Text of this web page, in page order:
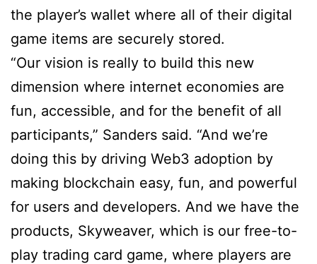
the player’s wallet where all of their digital
game items are securely stored.
“Our vision is really to build this new
dimension where internet economies are
fun, accessible, and for the benefit of all
participants,” Sanders said. “And we’re
doing this by driving Web3 adoption by
making blockchain easy, fun, and powerful
for users and developers. And we have the
products, Skyweaver, which is our free-to-
play trading card game, where players are